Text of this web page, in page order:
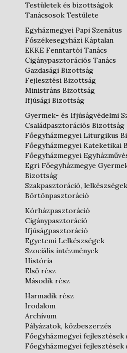
Testületek és bizottságok
Tanácsosok Testülete
Egyházmegyei Papi Szenátus
Főszékesegyházi Káptalan
EKKE Fenntartói Tanács
Cigánypasztorációs Tanács
Gazdasági Bizottság
Fejlesztési Bizottság
Ministráns Bizottság
Ifjúsági Bizottság
Gyermek- és Ifjúságvédelmi
Családpasztorációs Bizottság
Főegyházmegyei Liturgikus
Főegyházmegyei Kateketikai
Főegyházmegyei
Egri Főegyházmegye
Bizottság
Szakpasztoráció, lelkészségek
Börtönpasztoráció
Kórházpasztoráció
Cigánypasztoráció
Ifjúságpasztoráció
Egyetemi Lelkészségek
Szociális intézmények
História
Első rész
Második rész
Harmadik rész
Irodalom
Archívum
Pályázatok, közbeszerzés
Főegyházmegyei fejlesztések
Főegyházmegyei fejlesztések